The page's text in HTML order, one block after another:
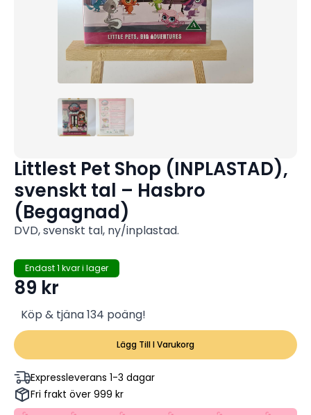
Littlest Pet Shop (INPLASTAD),
svenskt tal – Hasbro
(Begagnad)
DVD, svenskt tal, ny/inplastad.
Endast 1 kvar i lager
89 kr
Köp & tjäna 134 poäng!
Lägg Till I Varukorg
Expressleverans 1-3 dagar
Fri frakt över 999 kr